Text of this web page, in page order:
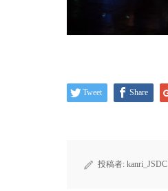
Tweet Share
投稿者: kanri_JSDC